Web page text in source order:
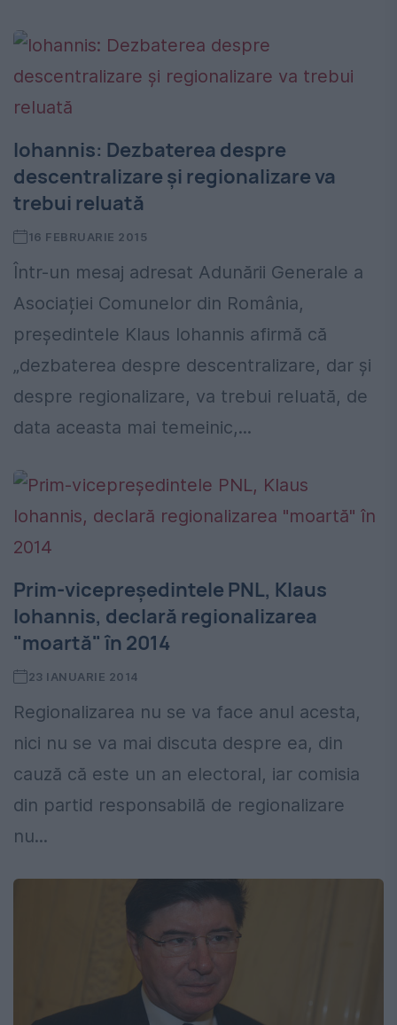
Iohannis: Dezbaterea despre
descentralizare și regionalizare va
trebui reluată
16 FEBRUARIE 2015
Într-un mesaj adresat Adunării Generale a
Asociației Comunelor din România,
președintele Klaus Iohannis afirmă că
„dezbaterea despre descentralizare, dar și
despre regionalizare, va trebui reluată, de
data aceasta mai temeinic,...
Prim-vicepreședintele PNL, Klaus
Iohannis, declară regionalizarea
"moartă" în 2014
23 IANUARIE 2014
Regionalizarea nu se va face anul acesta,
nici nu se va mai discuta despre ea, din
cauză că este un an electoral, iar comisia
din partid responsabilă de regionalizare
nu...